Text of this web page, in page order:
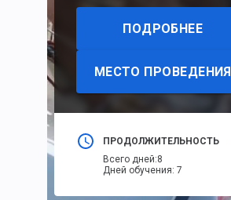
ПОДРОБНЕЕ
МЕСТО ПРОВЕДЕНИЯ
ПРОДОЛЖИТЕЛЬНОСТЬ
Всего дней:8
Дней обучения:7